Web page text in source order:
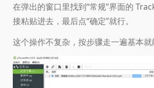
在弹出的窗口里找到“常规”界面的
接粘贴进去，最后点“确定”就行。
这个操作不复杂，按步骤走一遍基本就